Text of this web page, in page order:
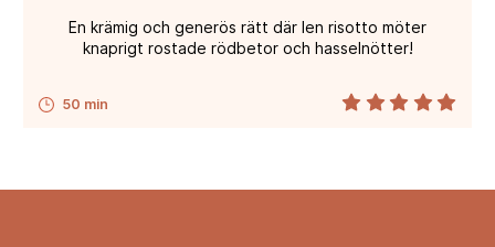
50 min
En krämig och generös rätt där len risotto möter
knaprigt rostade rödbetor och hasselnötter!